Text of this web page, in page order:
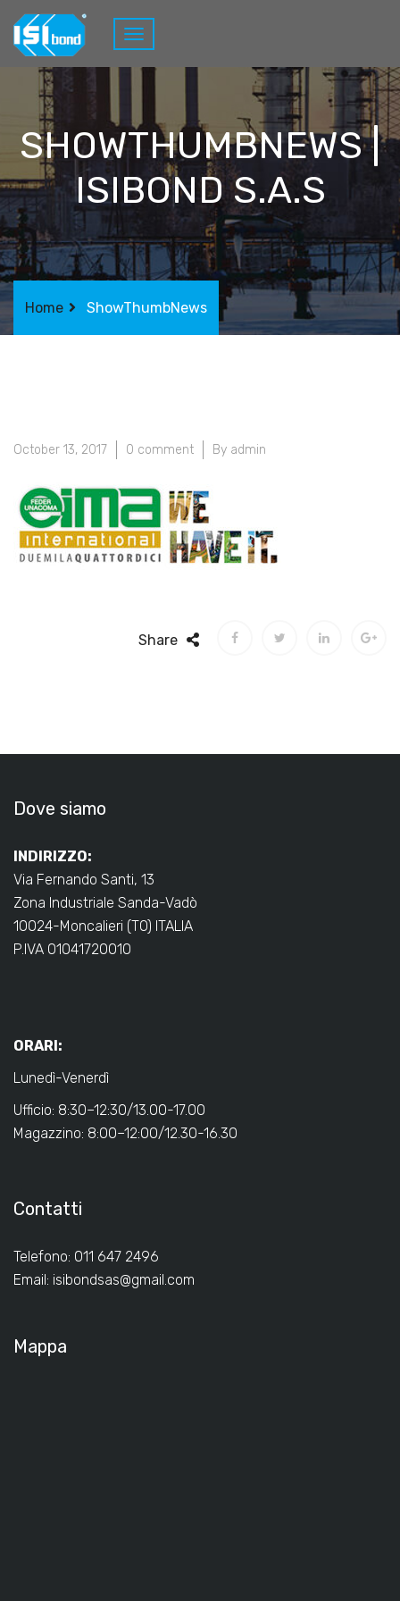
SHOWTHUMBNEWS |
ISIBOND S.A.S
Home ShowThumbNews
October 13, 2017 0 comment By admin
Share
Dove siamo
INDIRIZZO:
Via Fernando Santi, 13
Zona Industriale Sanda-Vadò
10024-Moncalieri (TO) ITALIA
P.IVA 01041720010
ORARI:
Lunedì-Venerdì
Ufficio: 8:30–12:30/13.00-17.00
Magazzino: 8:00–12:00/12.30-16.30
Contatti
Telefono: 011 647 2496
Email: isibondsas@gmail.com
Mappa